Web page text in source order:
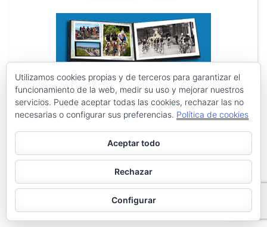
Utilizamos cookies propias y de terceros para garantizar el
funcionamiento de la web, medir su uso y mejorar nuestros
servicios. Puede aceptar todas las cookies, rechazar las no
necesarias o configurar sus preferencias. Política de cookies
Aceptar todo
Rechazar
Configurar